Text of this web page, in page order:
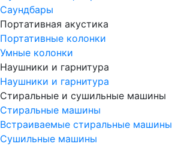
Саундбары
Портативная акустика
Портативные колонки
Умные колонки
Наушники и гарнитура
Наушники и гарнитура
Стиральные и сушильные машины
Стиральные машины
Встраиваемые стиральные машины
Сушильные машины